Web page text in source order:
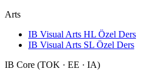
Arts
IB Visual Arts HL Özel Ders
IB Visual Arts SL Özel Ders
IB Core (TOK · EE · IA)